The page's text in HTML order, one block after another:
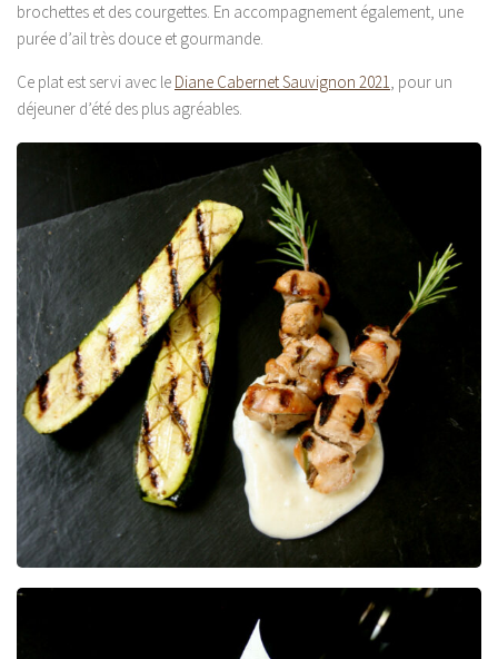
brochettes et des courgettes. En accompagnement également, une
purée d’ail très douce et gourmande.
Ce plat est servi avec le Diane Cabernet Sauvignon 2021, pour un
déjeuner d’été des plus agréables.